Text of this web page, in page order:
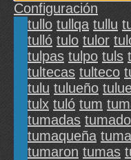
Configuración
tullo tullqa tullu
tulló tulo tulor
tulpas tulpo tuls
tultecas tulteco
tulu tulueño
tulx tuló tum
tumadas tumado
tumaqueña
tumaron tumas